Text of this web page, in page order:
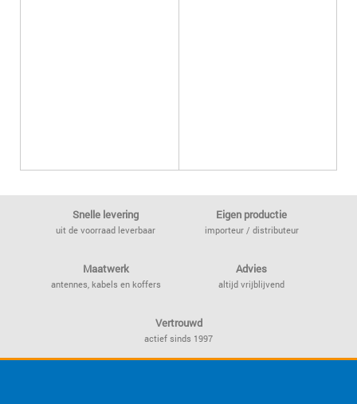
Snelle levering
uit de voorraad leverbaar
Eigen productie
importeur / distributeur
Maatwerk
antennes, kabels en koffers
Advies
altijd vrijblijvend
Vertrouwd
actief sinds 1997